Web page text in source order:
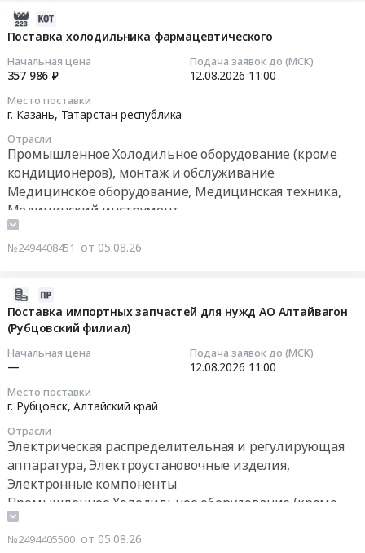
76)
Поставка холодильника фармацевтического
Начальная цена
357 986 ₽
Подача заявок до (МСК)
12.08.2026 11:00
Место поставки
г. Казань, Татарстан республика
Отрасли
Промышленное Холодильное оборудование (кроме
кондиционеров), монтаж и обслуживание
Медицинское оборудование, Медицинская техника,
Медицинский инструмент
№2494408451 от 05.08.26
Поставка импортных запчастей для нужд АО Алтайвагон
(Рубцовский филиал)
Начальная цена
—
Подача заявок до (МСК)
12.08.2026 11:00
Место поставки
г. Рубцовск,Алтайский край
Отрасли
Электрическая распределительная и регулирующая
аппаратура, Электроустановочные изделия,
Электронные компоненты
Промышленное Холодильное оборудование (кроме
кондиционеров), монтаж и обслуживание
Контрольно-измерительные приборы и автоматика,
№2494405500 от 05.08.26